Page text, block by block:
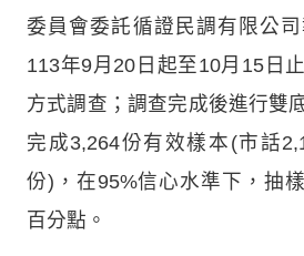
委員會委託循證民調有限公
113年9月20日起至10月15日
方式調查；調查完成後進行雙
完成3,264份有效樣本(市話
份)，在95%信心水準下，抽
百分點。